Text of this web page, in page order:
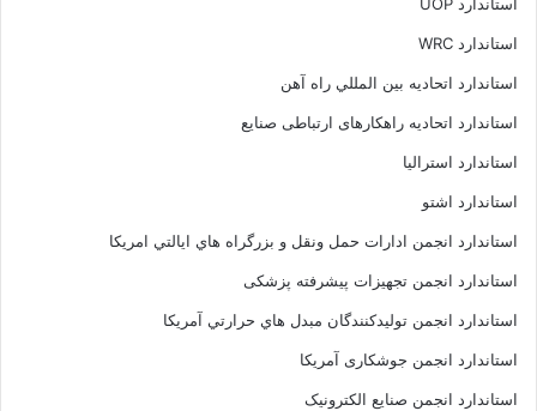
استاندارد UOP
استاندارد WRC
استاندارد اتحاديه بين المللي راه آهن
استاندارد اتحادیه راهکارهای ارتباطی صنایع
استاندارد استرالیا
استاندارد اشتو
استاندارد انجمن ادارات حمل ونقل و بزرگراه هاي ايالتي امريکا
استاندارد انجمن تجهیزات پیشرفته پزشکی
استاندارد انجمن توليدکنندگان مبدل هاي حرارتي آمريکا
استاندارد انجمن جوشکاری آمریکا
استاندارد انجمن صنايع الکترونيک